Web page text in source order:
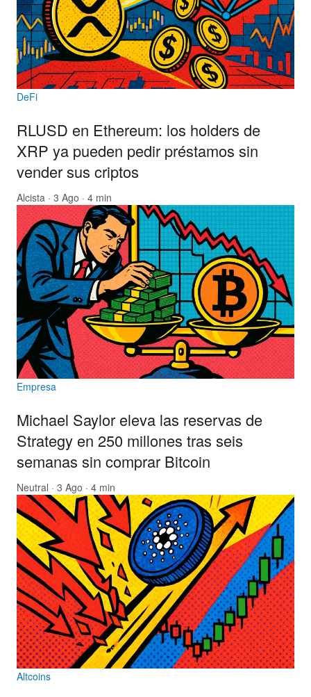
DeFi
RLUSD en Ethereum: los holders de
XRP ya pueden pedir préstamos sin
vender sus criptos
Alcista · 3 Ago · 4 min
Empresa
Michael Saylor eleva las reservas de
Strategy en 250 millones tras seis
semanas sin comprar Bitcoin
Neutral · 3 Ago · 4 min
Altcoins